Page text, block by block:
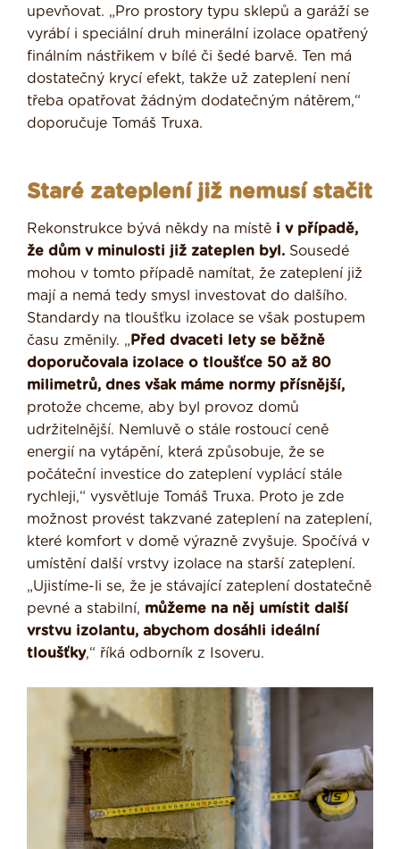
upevňovat. „Pro prostory typu sklepů a garáží se
vyrábí i speciální druh minerální izolace opatřený
finálním nástřikem v bílé či šedé barvě. Ten má
dostatečný krycí efekt, takže už zateplení není
třeba opatřovat žádným dodatečným nátěrem,“
doporučuje Tomáš Truxa.
Staré zateplení již nemusí stačit
Rekonstrukce bývá někdy na místě i v případě,
že dům v minulosti již zateplen byl. Sousedé
mohou v tomto případě namítat, že zateplení již
mají a nemá tedy smysl investovat do dalšího.
Standardy na tloušťku izolace se však postupem
času změnily. „Před dvaceti lety se běžně
doporučovala izolace o tloušťce 50 až 80
milimetrů, dnes však máme normy přísnější,
protože chceme, aby byl provoz domů
udržitelnější. Nemluvě o stále rostoucí ceně
energií na vytápění, která způsobuje, že se
počáteční investice do zateplení vyplácí stále
rychleji,“ vysvětluje Tomáš Truxa. Proto je zde
možnost provést takzvané zateplení na zateplení,
které komfort v domě výrazně zvyšuje. Spočívá v
umístění další vrstvy izolace na starší zateplení.
„Ujistíme-li se, že je stávající zateplení dostatečně
pevné a stabilní, můžeme na něj umístit další
vrstvu izolantu, abychom dosáhli ideální
tloušťky,“ říká odborník z Isoveru.